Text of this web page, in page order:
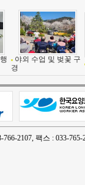
야외 수업 및 벚꽃 구
경
2107, 팩스 : 033-765-